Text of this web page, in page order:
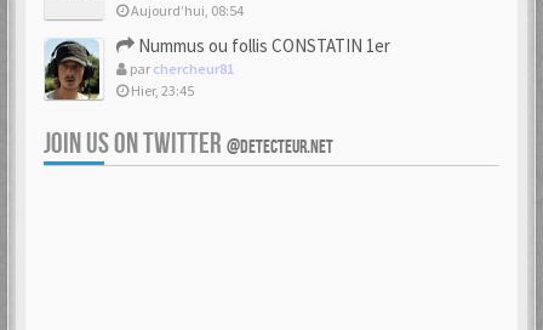
Aujourd’hui, 08:54
Nummus ou follis CONSTATIN 1er
par chercheur81
Hier, 23:45
JOIN US ON TWITTER @DETECTEUR.NET